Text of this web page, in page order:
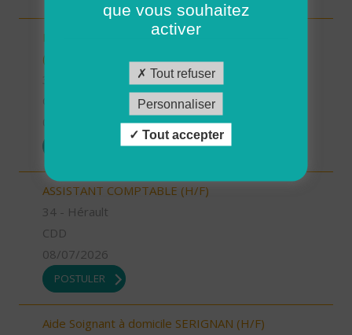
INTERVENANT.E A DOMICILE - VAL D'ANAST
(H/F)
ASSISTANT COMPTABLE (H/F)
34 - Hérault
CDD
08/07/2026
POSTULER
Aide Soignant à domicile SERIGNAN (H/F)
que vous souhaitez
activer
Tout refuser
Personnaliser
Tout accepter